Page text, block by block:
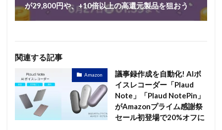
が29,800円や、+10倍以上の高還元製品を狙おう
関連する記事
Amazon
議事録作成を自動化! AIボ
イスレコーダー「Plaud
Note」「Plaud NotePin」
がAmazonプライム感謝祭
セール初登場で20%オフに